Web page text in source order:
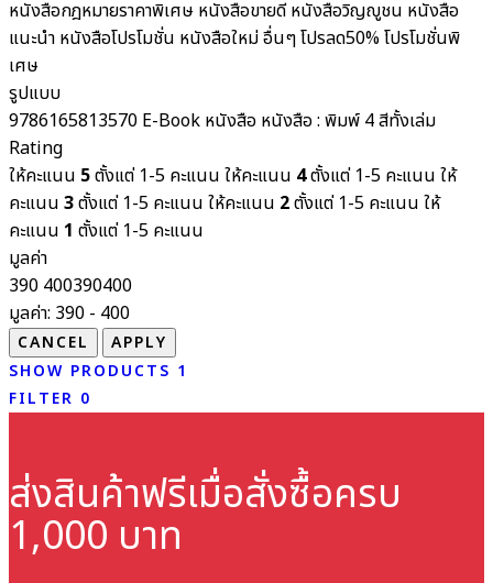
หนังสือกฎหมายราคาพิเศษ หนังสือขายดี หนังสือวิญญูชน หนังสือ
แนะนำ หนังสือโปรโมชั่น หนังสือใหม่อื่นๆโปรลด50%โปรโมชั่นพิ
เศษ
รูปแบบ
9786165813570 E-Book หนังสือ หนังสือ : พิมพ์ 4 สีทั้งเล่ม
Rating
ให้คะแนน 5ตั้งแต่ 1-5 คะแนน ให้คะแนน 4ตั้งแต่ 1-5 คะแนน ให้
คะแนน 3ตั้งแต่ 1-5 คะแนน ให้คะแนน 2ตั้งแต่ 1-5 คะแนน ให้
คะแนน 1 ตั้งแต่ 1-5 คะแนน
มูลค่า
390 400390400
มูลค่า: 390 - 400
SHOW PRODUCTS 1
FILTER 0
ส่งสินค้าฟรีเมื่อสั่งซื้อครบ
1,000 บาท